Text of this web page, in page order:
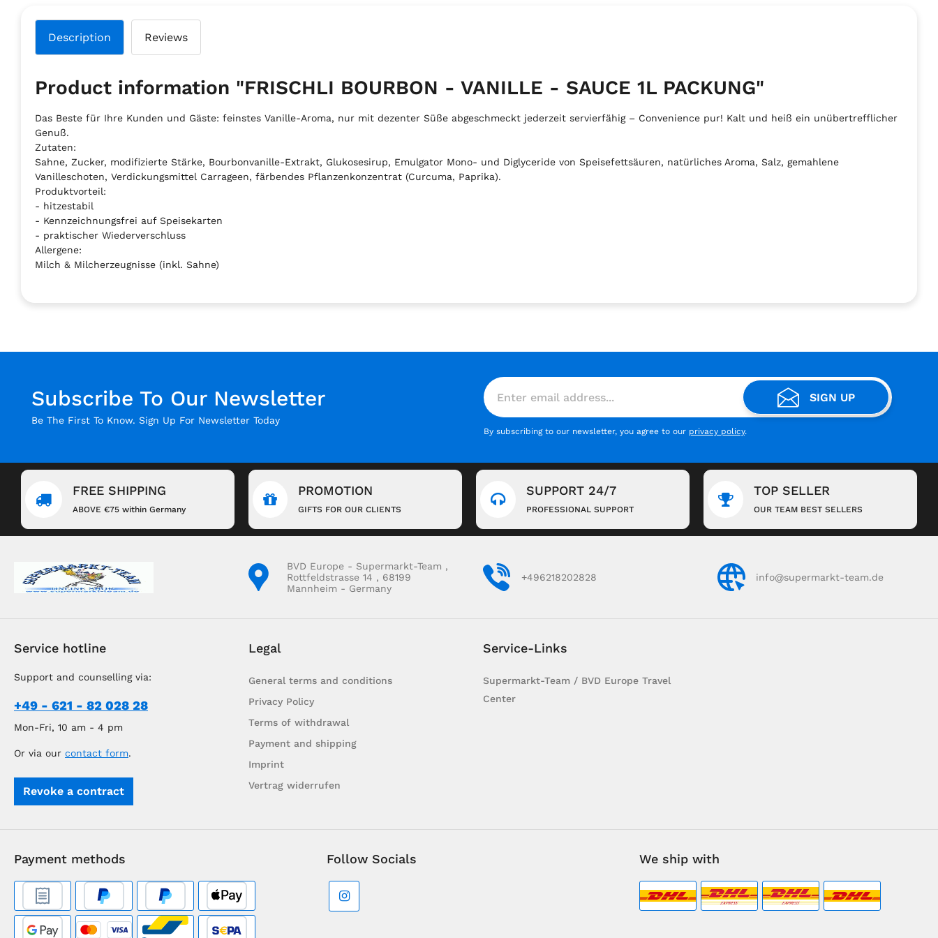
Description Reviews
Product information "FRISCHLI BOURBON - VANILLE - SAUCE 1L PACKUNG"
Das Beste für Ihre Kunden und Gäste: feinstes Vanille-Aroma, nur mit dezenter Süße abgeschmeckt jederzeit servierfähig – Convenience pur! Kalt und heiß ein unübertrefflicher
Genuß.
Zutaten:
Sahne, Zucker, modifizierte Stärke, Bourbonvanille-Extrakt, Glukosesirup, Emulgator Mono- und Diglyceride von Speisefettsäuren, natürliches Aroma, Salz, gemahlene
Vanilleschoten, Verdickungsmittel Carrageen, färbendes Pflanzenkonzentrat (Curcuma, Paprika).
Produktvorteil:
- hitzestabil
- Kennzeichnungsfrei auf Speisekarten
- praktischer Wiederverschluss
Allergene:
Milch & Milcherzeugnisse (inkl. Sahne)
Subscribe To Our Newsletter
Be The First To Know. Sign Up For Newsletter Today
SIGN UP
By subscribing to our newsletter, you agree to our privacy policy.
FREE SHIPPING
ABOVE €75 within Germany
PROMOTION
GIFTS FOR OUR CLIENTS
SUPPORT 24/7
PROFESSIONAL SUPPORT
TOP SELLER
OUR TEAM BEST SELLERS
BVD Europe - Supermarkt-Team ,
Rottfeldstrasse 14 , 68199
Mannheim - Germany
+496218202828 info@supermarkt-team.de
Service hotline
Support and counselling via:
+49 - 621 - 82 028 28
Mon-Fri, 10 am - 4 pm
Or via our contact form.
Revoke a contract
Legal
General terms and conditions
Privacy Policy
Terms of withdrawal
Payment and shipping
Imprint
Vertrag widerrufen
Service-Links
Supermarkt-Team / BVD Europe Travel
Center
Payment methods Follow Socials We ship with